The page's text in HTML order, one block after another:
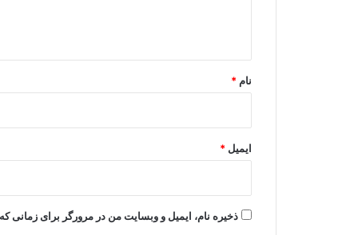
نام *
ایمیل *
ذخیره نام، ایمیل و وبسایت من در مرورگر برای زمانی